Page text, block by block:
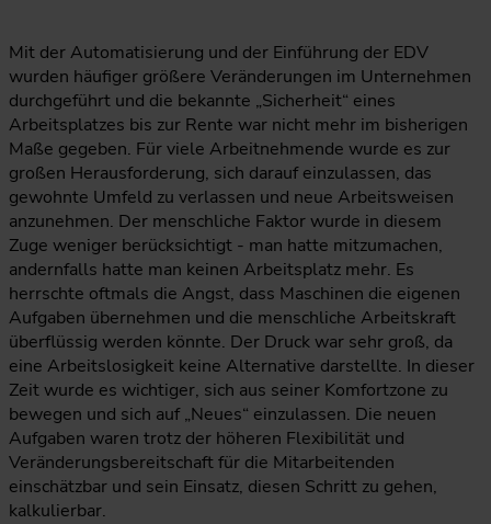
Mit der Automatisierung und der Einführung der EDV
wurden häufiger größere Veränderungen im Unternehmen
durchgeführt und die bekannte „Sicherheit“ eines
Arbeitsplatzes bis zur Rente war nicht mehr im bisherigen
Maße gegeben. Für viele Arbeitnehmende wurde es zur
großen Herausforderung, sich darauf einzulassen, das
gewohnte Umfeld zu verlassen und neue Arbeitsweisen
anzunehmen. Der menschliche Faktor wurde in diesem
Zuge weniger berücksichtigt - man hatte mitzumachen,
andernfalls hatte man keinen Arbeitsplatz mehr. Es
herrschte oftmals die Angst, dass Maschinen die eigenen
Aufgaben übernehmen und die menschliche Arbeitskraft
überflüssig werden könnte. Der Druck war sehr groß, da
eine Arbeitslosigkeit keine Alternative darstellte. In dieser
Zeit wurde es wichtiger, sich aus seiner Komfortzone zu
bewegen und sich auf „Neues“ einzulassen. Die neuen
Aufgaben waren trotz der höheren Flexibilität und
Veränderungsbereitschaft für die Mitarbeitenden
einschätzbar und sein Einsatz, diesen Schritt zu gehen,
kalkulierbar.